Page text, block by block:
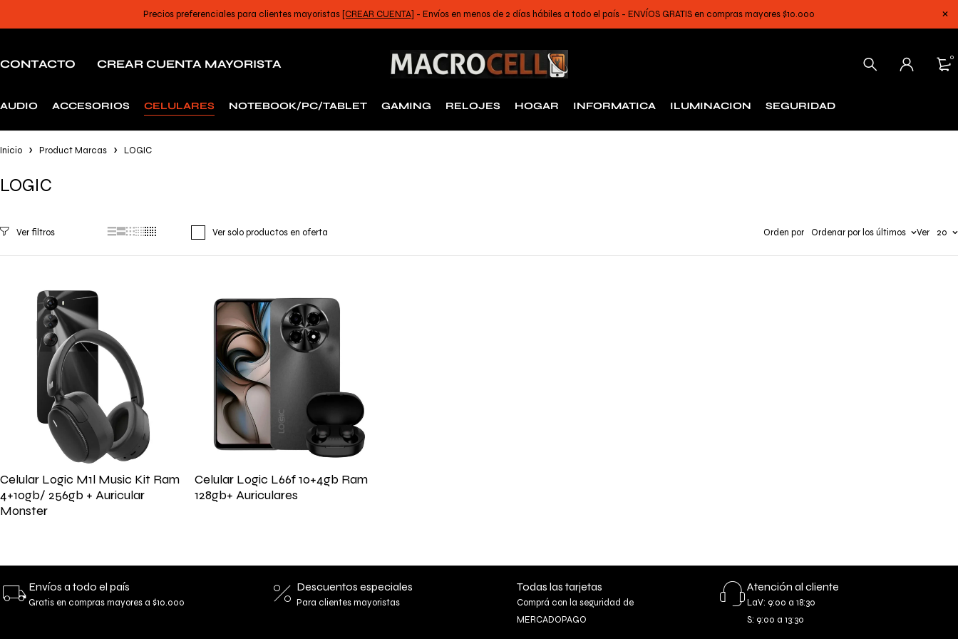
Precios preferenciales para clientes mayoristas [CREAR CUENTA] - Envíos en menos de 2 días hábiles a todo el país - ENVÍOS GRATIS en compras mayores $10.000
CONTACTO CREAR CUENTA MAYORISTA 0
AUDIO ACCESORIOS CELULARES NOTEBOOK/PC/TABLET GAMING RELOJES HOGAR INFORMATICA ILUMINACION SEGURIDAD
Inicio Product Marcas LOGIC
LOGIC
Ver solo productos en oferta Orden por Ordenar por los últimos Ver 20
Celular Logic M1l Music Kit Ram
4+10gb/ 256gb + Auricular
Monster
Celular Logic L66f 10+4gb Ram
128gb+ Auriculares
Envíos a todo el país
Gratis en compras mayores a $10.000
Descuentos especiales
Para clientes mayoristas
Todas las tarjetas
Comprá con la seguridad de
MERCADOPAGO
Atención al cliente
LaV: 9:00 a 18:30
S: 9:00 a 13:30